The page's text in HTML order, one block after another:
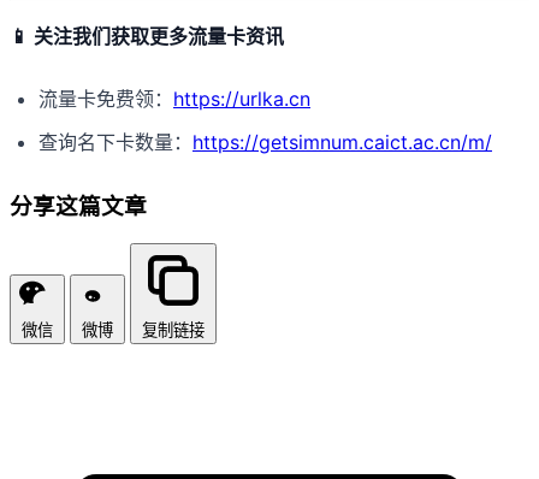
📱 关注我们获取更多流量卡资讯
流量卡免费领： https://urlka.cn
查询名下卡数量： https://getsimnum.caict.ac.cn/m/
分享这篇文章
微信 微博 复制链接